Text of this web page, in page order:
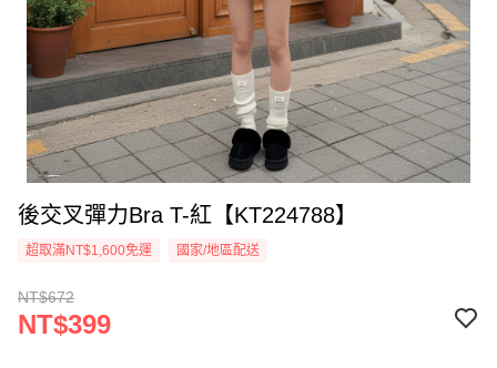
後交叉彈力Bra T-紅【KT224788】
超取滿NT$1,600免運 國家/地區配送
NT$672
NT$399